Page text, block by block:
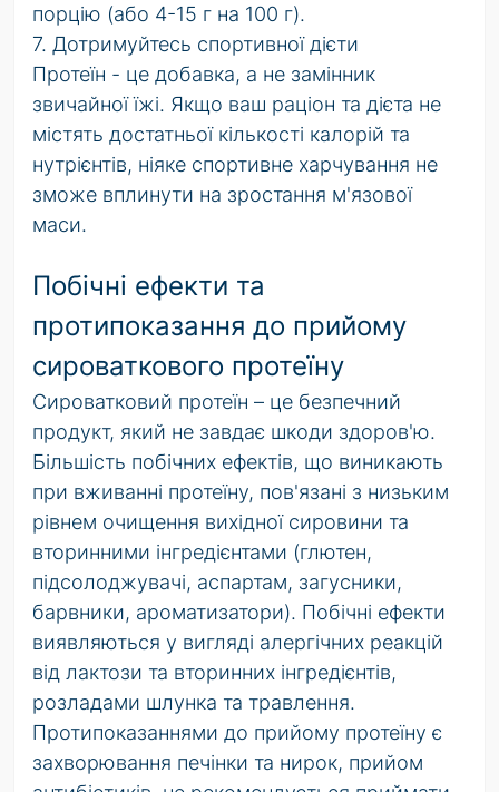
порцію (або 4-15 г на 100 г).
7. Дотримуйтесь спортивної дієти
Протеїн - це добавка, а не замінник
звичайної їжі. Якщо ваш раціон та дієта не
містять достатньої кількості калорій та
нутрієнтів, ніяке спортивне харчування не
зможе вплинути на зростання м'язової
маси.
Побічні ефекти та
протипоказання до прийому
сироваткового протеїну
Сироватковий протеїн – це безпечний
продукт, який не завдає шкоди здоров'ю.
Більшість побічних ефектів, що виникають
при вживанні протеїну, пов'язані з низьким
рівнем очищення вихідної сировини та
вторинними інгредієнтами (глютен,
підсолоджувачі, аспартам, загусники,
барвники, ароматизатори). Побічні ефекти
виявляються у вигляді алергічних реакцій
від лактози та вторинних інгредієнтів,
розладами шлунка та травлення.
Протипоказаннями до прийому протеїну є
захворювання печінки та нирок, прийом